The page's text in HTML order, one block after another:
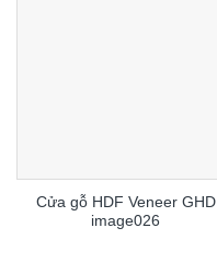
Cửa gỗ HDF Veneer GHD
image026